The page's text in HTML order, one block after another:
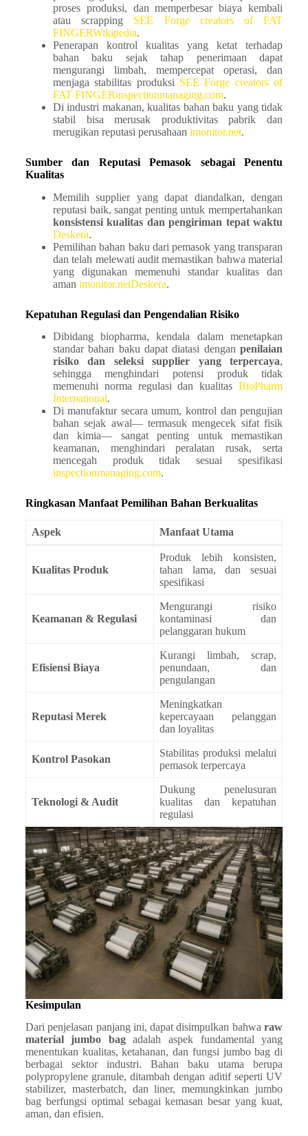
proses produksi, dan memperbesar biaya kembali
atau scrapping SEE Forge creators of FAT
FINGERWikipedia.
Penerapan kontrol kualitas yang ketat terhadap
bahan baku sejak tahap penerimaan dapat
mengurangi limbah, mempercepat operasi, dan
menjaga stabilitas produksi SEE Forge creators of
FAT FINGERinspectionmanaging.com.
Di industri makanan, kualitas bahan baku yang tidak
stabil bisa merusak produktivitas pabrik dan
merugikan reputasi perusahaan imonitor.net.
Sumber dan Reputasi Pemasok sebagai Penentu
Kualitas
Memilih supplier yang dapat diandalkan, dengan
reputasi baik, sangat penting untuk mempertahankan
konsistensi kualitas dan pengiriman tepat waktu
Deskera.
Pemilihan bahan baku dari pemasok yang transparan
dan telah melewati audit memastikan bahwa material
yang digunakan memenuhi standar kualitas dan
aman imonitor.netDeskera.
Kepatuhan Regulasi dan Pengendalian Risiko
Dibidang biopharma, kendala dalam menetapkan
standar bahan baku dapat diatasi denganpenilaian
risiko dan seleksi supplier yang terpercaya,
sehingga menghindari potensi produk tidak
memenuhi norma regulasi dan kualitasBioPharm
International.
Di manufaktur secara umum, kontrol dan pengujian
bahan sejak awal— termasuk mengecek sifat fisik
dan kimia— sangat penting untuk memastikan
keamanan, menghindari peralatan rusak, serta
mencegah produk tidak sesuai spesifikasi
inspectionmanaging.com.
Ringkasan Manfaat Pemilihan Bahan Berkualitas
Aspek Manfaat Utama
Kualitas Produk
Produk lebih konsisten,
tahan lama, dan sesuai
spesifikasi
Keamanan & Regulasi
Mengurangi risiko
kontaminasi dan
pelanggaran hukum
Efisiensi Biaya
Kurangi limbah, scrap,
penundaan, dan
pengulangan
Reputasi Merek
Meningkatkan
kepercayaan pelanggan
dan loyalitas
Kontrol Pasokan
Stabilitas produksi melalui
pemasok terpercaya
Teknologi & Audit
Dukung penelusuran
kualitas dan kepatuhan
regulasi
Kesimpulan
Dari penjelasan panjang ini, dapat disimpulkan bahwaraw
material jumbo bagadalah aspek fundamental yang
menentukan kualitas, ketahanan, dan fungsi jumbo bag di
berbagai sektor industri. Bahan baku utama berupa
polypropylene granule, ditambah dengan aditif seperti UV
stabilizer, masterbatch, dan liner, memungkinkan jumbo
bag berfungsi optimal sebagai kemasan besar yang kuat,
aman, dan efisien.